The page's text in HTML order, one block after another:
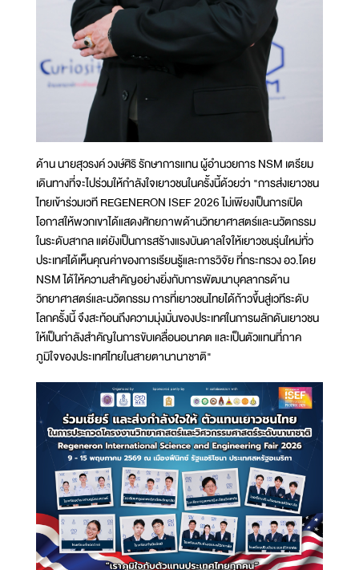
ด้าน นายสุวรงค์ วงษ์ศิริ รักษาการแทน ผู้อำนวยการ NSM เตรียม
เดินทางที่จะไปร่วมให้กำลังใจเยาวชนในครั้งนี้ด้วยว่า "การส่งเยาวชน
ไทยเข้าร่วมเวที REGENERON ISEF 2026 ไม่เพียงเป็นการเปิด
โอกาสให้พวกเขาได้แสดงศักยภาพด้านวิทยาศาสตร์และนวัตกรรม
ในระดับสากล แต่ยังเป็นการสร้างแรงบันดาลใจให้เยาวชนรุ่นใหม่ทั่ว
ประเทศได้เห็นคุณค่าของการเรียนรู้และการวิจัย ที่กระทรวง อว.โดย
NSM ได้ให้ความสำคัญอย่างยิ่งกับการพัฒนาบุคลากรด้าน
วิทยาศาสตร์และนวัตกรรม การที่เยาวชนไทยได้ก้าวขึ้นสู่เวทีระดับ
โลกครั้งนี้ จึงสะท้อนถึงความมุ่งมั่นของประเทศในการผลักดันเยาวชน
ให้เป็นกำลังสำคัญในการขับเคลื่อนอนาคต และเป็นตัวแทนที่ภาค
ภูมิใจของประเทศไทยในสายตานานาชาติ"